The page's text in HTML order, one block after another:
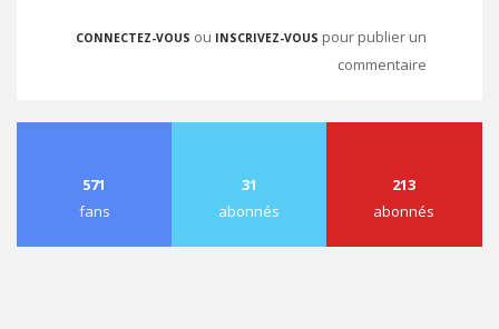
CONNECTEZ-VOUS ou INSCRIVEZ-VOUS pour publier un
commentaire
571
fans
31
abonnés
213
abonnés